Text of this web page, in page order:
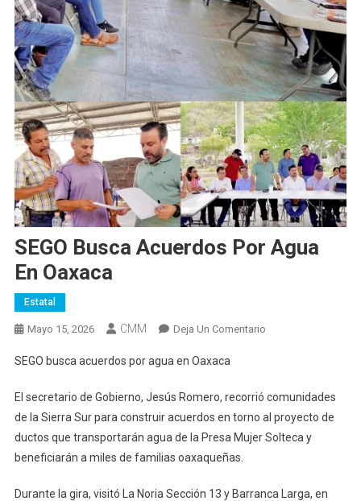
SEGO Busca Acuerdos Por Agua
En Oaxaca
Estatal
Mayo 15, 2026 CMM Deja Un ComentarioEn
Por
Agua
En
SEGO busca acuerdos por agua en Oaxaca
El secretario de Gobierno, Jesús Romero, recorrió comunidades
de la Sierra Sur para construir acuerdos en torno al proyecto de
ductos que transportarán agua de la Presa Mujer Solteca y
beneficiarán a miles de familias oaxaqueñas.
Durante la gira, visitó La Noria Sección 13 y Barranca Larga, en